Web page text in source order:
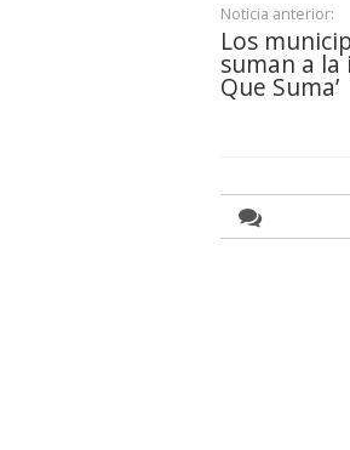
Noticia anterior:
Los
suman a la
Que Suma’